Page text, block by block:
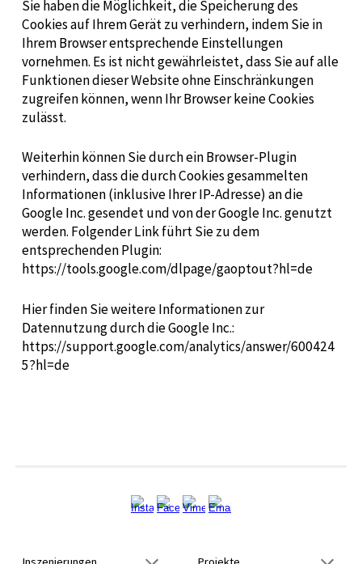
Sie haben die Möglichkeit, die Speicherung des
Cookies auf Ihrem Gerät zu verhindern, indem Sie in
Ihrem Browser entsprechende Einstellungen
vornehmen. Es ist nicht gewährleistet, dass Sie auf alle
Funktionen dieser Website ohne Einschränkungen
zugreifen können, wenn Ihr Browser keine Cookies
zulässt.
Weiterhin können Sie durch ein Browser-Plugin
verhindern, dass die durch Cookies gesammelten
Informationen (inklusive Ihrer IP-Adresse) an die
Google Inc. gesendet und von der Google Inc. genutzt
werden. Folgender Link führt Sie zu dem
entsprechenden Plugin:
https://tools.google.com/dlpage/gaoptout?hl=de
Hier finden Sie weitere Informationen zur
Datennutzung durch die Google Inc.:
https://support.google.com/analytics/answer/600424
5?hl=de